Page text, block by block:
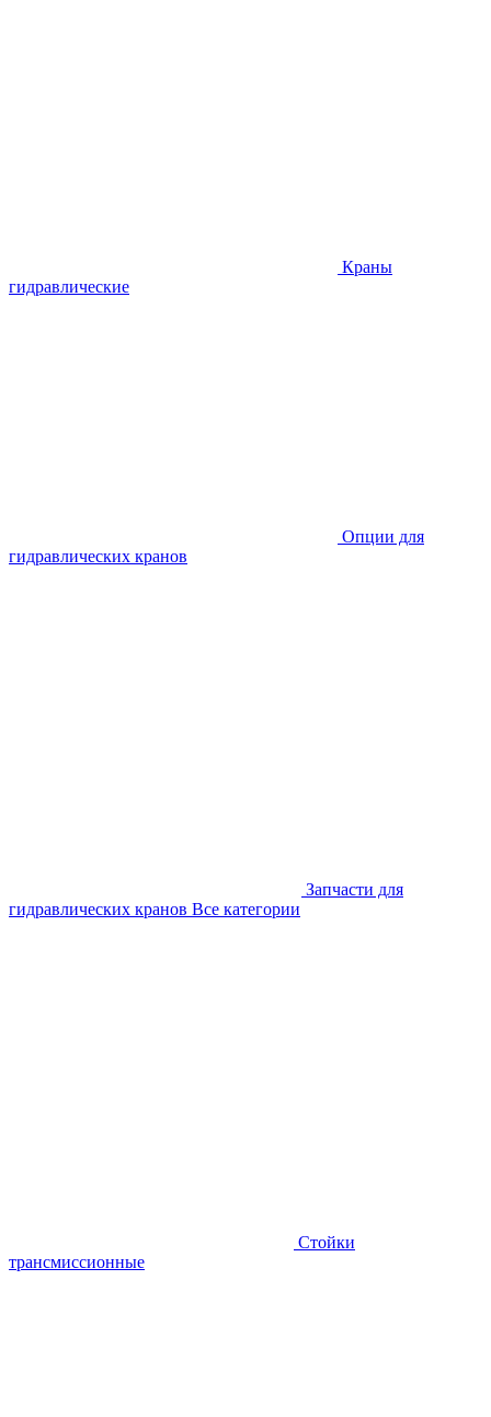
Краны
гидравлические
Опции для
гидравлических кранов
Запчасти для
гидравлических кранов Все категории
Стойки
трансмиссионные